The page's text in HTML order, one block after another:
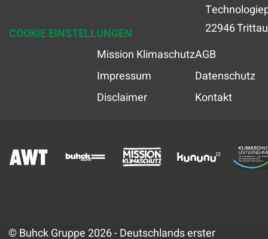
COOKIE EINSTELLUNGEN
22946 Trittau
Mission Klimaschutz
Impressum
Disclaimer
AGB
Datenschutz
Kontakt
© Buhck Gruppe 2026 - Deutschlands erster